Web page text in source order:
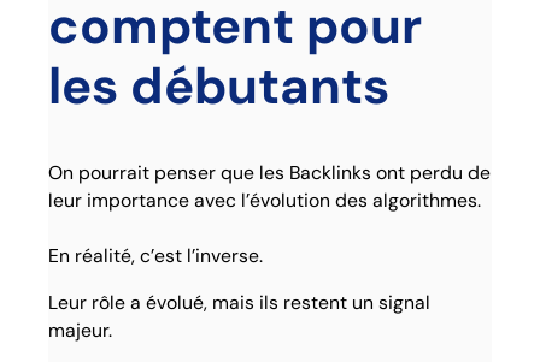
comptent pour
les débutants
On pourrait penser que les Backlinks ont perdu de
leur importance avec l’évolution des algorithmes.
En réalité, c’est l’inverse.
Leur rôle a évolué, mais ils restent un signal
majeur.